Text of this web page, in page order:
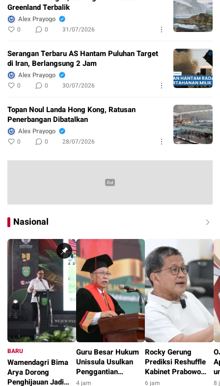
Greenland Terbalik
Alex Prayogo
0 0 31/07/2026
Serangan Terbaru AS Hantam Puluhan Target
di Iran, Berlangsung 2 Jam
Alex Prayogo
0 0 30/07/2026
Topan Noul Landa Hong Kong, Ratusan
Penerbangan Dibatalkan
Alex Prayogo
0 0 28/07/2026
Nasional
BARU
Wamendagri Bima
Arya Dorong
Penghijauan Jadi
Guru Besar Hukum
Unissula Usulkan
Penggantian
Terminologi RUU
4 jam
Rocky Gerung
Prediksi Reshuffle
Kabinet Prabowo
Dimulai Pekan
6 jam 8